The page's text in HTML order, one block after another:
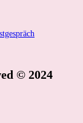
© 2024